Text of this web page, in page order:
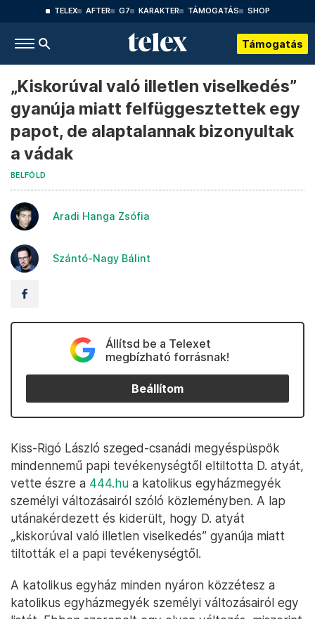
TELEX AFTER G7 KARAKTER TÁMOGATÁS SHOP
Támogatás
„Kiskorúval való illetlen viselkedés”
gyanúja miatt felfüggesztettek egy
papot, de alaptalannak bizonyultak
a vádak
BELFÖLD
Aradi Hanga Zsófia
Szántó-Nagy Bálint
Állítsd be a Telexet
megbízható forrásnak!
Beállítom
Kiss-Rigó László szeged-csanádi megyéspüspök
mindennemű papi tevékenységtől eltiltotta D. atyát,
vette észre a 444.hu a katolikus egyházmegyék
személyi változásairól szóló közleményben. A lap
utánakérdezett és kiderült, hogy D. atyát
„kiskorúval való illetlen viselkedés” gyanúja miatt
tiltották el a papi tevékenységtől.
A katolikus egyház minden nyáron közzétesz a
katolikus egyházmegyék személyi változásairól egy